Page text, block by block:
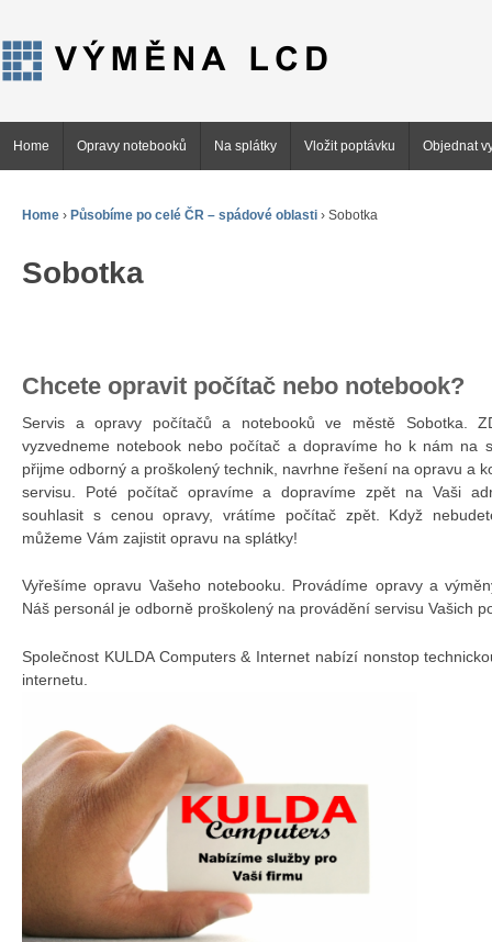
Home Opravy notebooků Na splátky Vložit poptávku Objednat
Home › Působíme po celé ČR – spádové oblasti › Sobotka
Sobotka
Chcete opravit počítač nebo notebook?
Servis a opravy počítačů a notebooků ve městě Sobotka.
vyzvedneme notebook nebo počítač a dopravíme ho k nám na
přijme odborný a proškolený technik, navrhne řešení na opravu a
servisu. Poté počítač opravíme a dopravíme zpět na Vaši
souhlasit s cenou opravy, vrátíme počítač zpět. Když
můžeme Vám zajistit opravu na splátky!
Vyřešíme opravu Vašeho notebooku. Provádíme opravy a
Náš personál je odborně proškolený na provádění servisu Vašich
Společnost KULDA Computers & Internet nabízí nonstop
internetu.